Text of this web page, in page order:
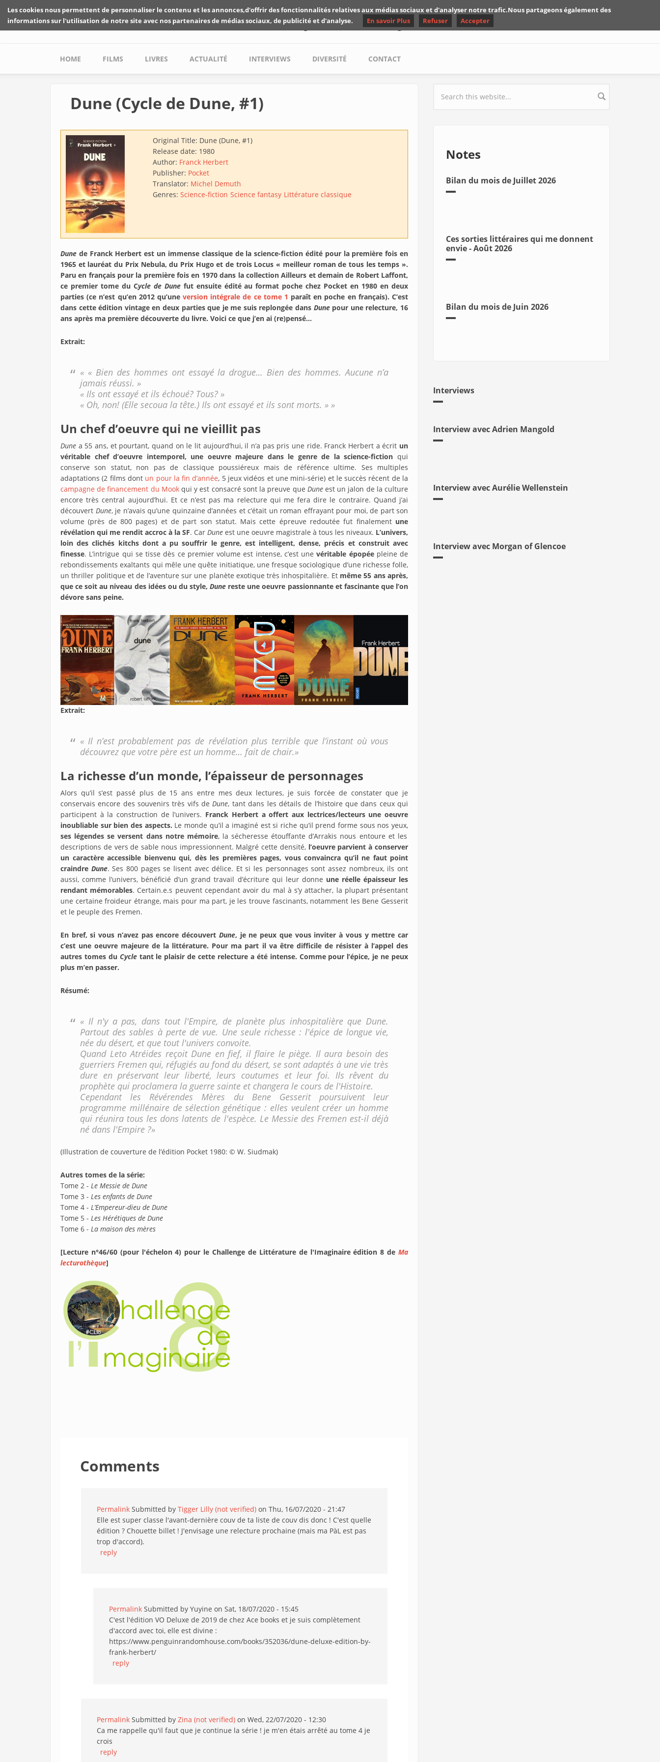
Skip to main content
Les critiques de Yuyine
Main menu
HOME FILMS LIVRES ACTUALITÉ INTERVIEWS DIVERSITÉ CONTACT
Dune (Cycle de Dune, #1)
Original Title: Dune (Dune, #1)
Release date: 1980
Author: Franck Herbert
Publisher: Pocket
Translator: Michel Demuth
Genres: Science-fiction Science fantasy Littérature classique
Dune de Franck Herbert est un immense classique de la science-fiction édité pour la première fois en
1965 et lauréat du Prix Nebula, du Prix Hugo et de trois Locus « meilleur roman de tous les temps ».
Paru en français pour la première fois en 1970 dans la collection Ailleurs et demain de Robert Laffont,
ce premier tome du Cycle de Dunefut ensuite édité au format poche chez Pocket en 1980 en deux
parties (ce n’est qu’en 2012 qu’uneversion intégrale de ce tome 1 paraît en poche en français). C’est
dans cette édition vintage en deux parties que je me suis replongée dans Dunepour une relecture, 16
ans après ma première découverte du livre. Voici ce que j’en ai (re)pensé…
Extrait:
« « Bien des hommes ont essayé la drogue… Bien des hommes. Aucune n’a
jamais réussi. »
« Ils ont essayé et ils échoué? Tous? »
« Oh, non! (Elle secoua la tête.) Ils ont essayé et ils sont morts. » »
Un chef d’oeuvre qui ne vieillit pas
Dune a 55 ans, et pourtant, quand on le lit aujourd’hui, il n’a pas pris une ride. Franck Herbert a écrit un
véritable chef d’oeuvre intemporel, une oeuvre majeure dans le genre de la science-fiction qui
conserve son statut, non pas de classique poussiéreux mais de référence ultime. Ses multiples
adaptations (2 films dont un pour la fin d’année, 5 jeux vidéos et une mini-série) et le succès récent de la
campagne de financement du Mookqui y est consacré sont la preuve que Duneest un jalon de la culture
encore très central aujourd’hui. Et ce n’est pas ma relecture qui me fera dire le contraire. Quand j’ai
découvert Dune, je n’avais qu’une quinzaine d’années et c’était un roman effrayant pour moi, de part son
volume (près de 800 pages) et de part son statut. Mais cette épreuve redoutée fut finalement une
révélation qui me rendit accroc à la SF. Car Dune est une oeuvre magistrale à tous les niveaux. L’univers,
loin des clichés kitchs dont a pu souffrir le genre, est intelligent, dense, précis et construit avec
finesse. L’intrigue qui se tisse dès ce premier volume est intense, c’est unevéritable épopéepleine de
rebondissements exaltants qui mêle une quête initiatique, une fresque sociologique d’une richesse folle,
un thriller politique et de l’aventure sur une planète exotique très inhospitalière. Et même 55 ans après,
que ce soit au niveau des idées ou du style,Dune reste une oeuvre passionnante et fascinante que l’on
dévore sans peine.
Extrait:
« Il n’est probablement pas de révélation plus terrible que l’instant où vous
découvrez que votre père est un homme… fait de chair.»
La richesse d’un monde, l’épaisseur de personnages
Alors qu’il s’est passé plus de 15 ans entre mes deux lectures, je suis forcée de constater que je
conservais encore des souvenirs très vifs de Dune, tant dans les détails de l’histoire que dans ceux qui
participent à la construction de l’univers. Franck Herbert a offert aux lectrices/lecteurs une oeuvre
inoubliable sur bien des aspects. Le monde qu’il a imaginé est si riche qu’il prend forme sous nos yeux,
ses légendes se versent dans notre mémoire, la sécheresse étouffante d’Arrakis nous entoure et les
descriptions de vers de sable nous impressionnent. Malgré cette densité, l’oeuvre parvient à conserver
un caractère accessible bienvenu qui, dès les premières pages, vous convaincra qu’il ne faut point
craindre Dune. Ses 800 pages se lisent avec délice. Et si les personnages sont assez nombreux, ils ont
aussi, comme l’univers, bénéficié d’un grand travail d’écriture qui leur donne une réelle épaisseur les
rendant mémorables. Certain.e.s peuvent cependant avoir du mal à s’y attacher, la plupart présentant
une certaine froideur étrange, mais pour ma part, je les trouve fascinants, notamment les Bene Gesserit
et le peuple des Fremen.
En bref, si vous n’avez pas encore découvert Dune, je ne peux que vous inviter à vous y mettre car
c’est une oeuvre majeure de la littérature. Pour ma part il va être difficile de résister à l’appel des
autres tomes du Cycletant le plaisir de cette relecture a été intense. Comme pour l’épice, je ne peux
plus m’en passer.
Résumé:
« Il n'y a pas, dans tout l'Empire, de planète plus inhospitalière que Dune.
Partout des sables à perte de vue. Une seule richesse : l'épice de longue vie,
née du désert, et que tout l'univers convoite.
Quand Leto Atréides reçoit Dune en fief, il flaire le piège. Il aura besoin des
guerriers Fremen qui, réfugiés au fond du désert, se sont adaptés à une vie très
dure en préservant leur liberté, leurs coutumes et leur foi. Ils rêvent du
prophète qui proclamera la guerre sainte et changera le cours de l'Histoire.
Cependant les Révérendes Mères du Bene Gesserit poursuivent leur
programme millénaire de sélection génétique : elles veulent créer un homme
qui réunira tous les dons latents de l'espèce. Le Messie des Fremen est-il déjà
né dans l'Empire ?»
(Illustration de couverture de l’édition Pocket 1980: © W. Siudmak)
Autres tomes de la série:
Tome 2 - Le Messie de Dune
Tome 3 - Les enfants de Dune
Tome 4 - L’Empereur-dieu de Dune
Tome 5 - Les Hérétiques de Dune
Tome 6 - La maison des mères
[Lecture n°46/60 (pour l'échelon 4) pour le Challenge de Littérature de l'Imaginaire édition 8 de Ma
lecturothèque]
Comments
Permalink Submitted by Tigger Lilly (not verified) on Thu, 16/07/2020 - 21:47
Elle est super classe l'avant-dernière couv de ta liste de couv dis donc ! C'est quelle
édition ? Chouette billet ! J'envisage une relecture prochaine (mais ma PàL est pas
trop d'accord).
reply
Permalink Submitted by Yuyine on Sat, 18/07/2020 - 15:45
C'est l'édition VO Deluxe de 2019 de chez Ace books et je suis complètement
d'accord avec toi, elle est divine :
https://www.penguinrandomhouse.com/books/352036/dune-deluxe-edition-by-
frank-herbert/
reply
Permalink Submitted by Zina (not verified) on Wed, 22/07/2020 - 12:30
Ca me rappelle qu'il faut que je continue la série ! je m'en étais arrêté au tome 4 je
crois
reply
Search form
Notes
Bilan du mois de Juillet 2026
Ces sorties littéraires qui me donnent
envie - Août 2026
Bilan du mois de Juin 2026
Interviews
Interview avec Adrien Mangold
Interview avec Aurélie Wellenstein
Interview avec Morgan of Glencoe
Les cookies nous permettent de personnaliser le contenu et les annonces,d'offrir des fonctionnalités relatives aux médias sociaux et d'analyser notre trafic.Nous partageons également des
informations sur l'utilisation de notre site avec nos partenaires de médias sociaux, de publicité et d'analyse.
En savoir Plus Refuser Accepter